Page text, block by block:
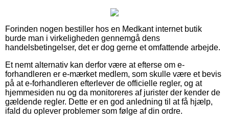
Forinden nogen bestiller hos en Medkant internet butik
burde man i virkeligheden gennemgå dens
handelsbetingelser, det er dog gerne et omfattende arbejde.
Et nemt alternativ kan derfor være at efterse om e-
forhandleren er e-mærket medlem, som skulle være et bevis
på at e-forhandleren efterlever de officielle regler, og at
hjemmesiden nu og da monitoreres af jurister der kender de
gældende regler. Dette er en god anledning til at få hjælp,
ifald du oplever problemer som følge af din ordre.